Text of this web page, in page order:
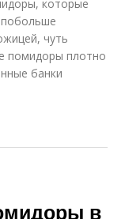
которые
чуть
помидоры плотно
банки
в